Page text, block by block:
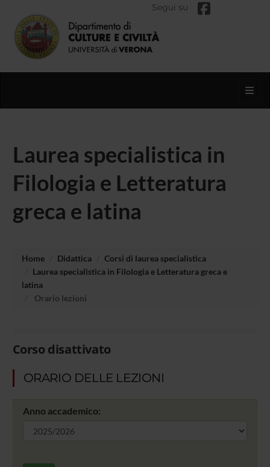
Segui su
Laurea specialistica in
Filologia e Letteratura
greca e latina
Home Didattica
Corsi di laurea specialistica
Laurea specialistica in Filologia e Letteratura greca e
latina
Orario lezioni
Corso disattivato
ORARIO DELLE LEZIONI
Anno accademico: